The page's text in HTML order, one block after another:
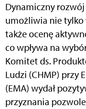
Dynamiczny
umożliwia nie tylko
także ocenę
co wpływa na
Komitet ds.
Ludzi (CHMP) przy
(EMA) wydał
przyznania